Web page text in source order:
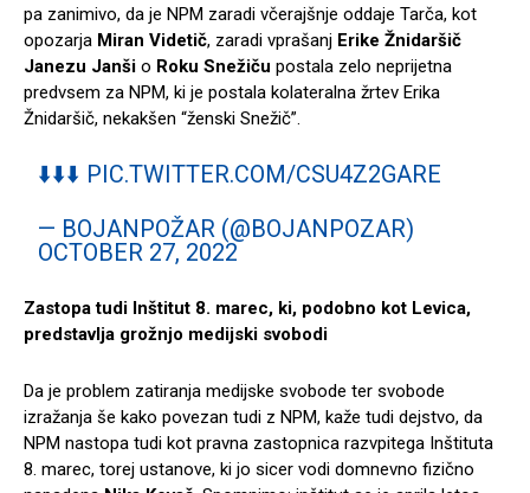
pa zanimivo, da je NPM zaradi včerajšnje oddaje Tarča, kot
opozarja Miran Videtič, zaradi vprašanj Erike Žnidaršič
Janezu Janši o Roku Snežiču postala zelo neprijetna
predvsem za NPM, ki je postala kolateralna žrtev Erika
Žnidaršič, nekakšen “ženski Snežič”.
⬇️⬇️⬇️ PIC.TWITTER.COM/CSU4Z2GARE
— BOJANPOŽAR (@BOJANPOZAR)
OCTOBER 27, 2022
Zastopa tudi Inštitut 8. marec, ki, podobno kot Levica,
predstavlja grožnjo medijski svobodi
Da je problem zatiranja medijske svobode ter svobode
izražanja še kako povezan tudi z NPM, kaže tudi dejstvo, da
NPM nastopa tudi kot pravna zastopnica razvpitega Inštituta
8. marec, torej ustanove, ki jo sicer vodi domnevno fizično